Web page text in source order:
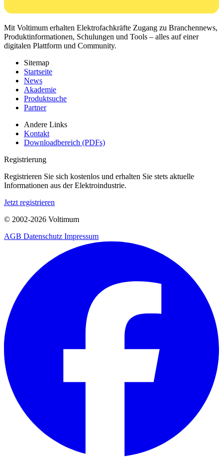
Mit Voltimum erhalten Elektrofachkräfte Zugang zu Branchennews,
Produktinformationen, Schulungen und Tools – alles auf einer
digitalen Plattform und Community.
Sitemap
Startseite
News
Akademie
Produktsuche
Partner
Andere Links
Kontakt
Downloadbereich (PDFs)
Registrierung
Registrieren Sie sich kostenlos und erhalten Sie stets aktuelle
Informationen aus der Elektroindustrie.
Jetzt registrieren
© 2002-2026 Voltimum
AGB Datenschutz Impressum